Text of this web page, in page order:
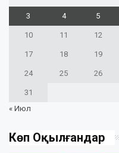
3 4 5
10 11 12
17 18 19
24 25 26
31
« Июл
Көп Оқылғандар